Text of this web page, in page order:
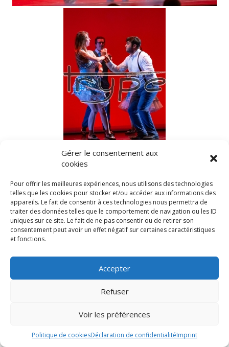
Gérer le consentement aux
cookies
Pour offrir les meilleures expériences, nous utilisons des technologies
telles que les cookies pour stocker et/ou accéder aux informations des
appareils. Le fait de consentir à ces technologies nous permettra de
traiter des données telles que le comportement de navigation ou les ID
uniques sur ce site. Le fait de ne pas consentir ou de retirer son
consentement peut avoir un effet négatif sur certaines caractéristiques
et fonctions.
Accepter
Refuser
Voir les préférences
Politique de cookiesDéclaration de confidentialitéImprint